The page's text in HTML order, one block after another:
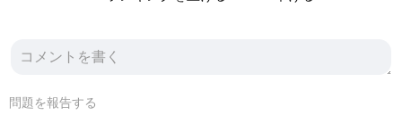
問題を報告する